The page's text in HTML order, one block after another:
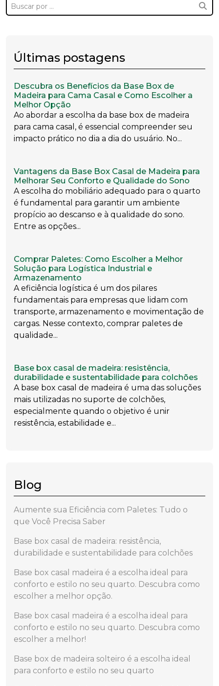
Últimas postagens
Descubra os Benefícios da Base Box de
Madeira para Cama Casal e Como Escolher a
Melhor Opção
Ao abordar a escolha da base box de madeira
para cama casal, é essencial compreender seu
impacto prático no dia a dia do usuário. No...
Vantagens da Base Box Casal de Madeira para
Melhorar Seu Conforto e Qualidade do Sono
A escolha do mobiliário adequado para o quarto
é fundamental para garantir um ambiente
propício ao descanso e à qualidade do sono.
Entre as opções...
Comprar Paletes: Como Escolher a Melhor
Solução para Logística Industrial e
Armazenamento
A eficiência logística é um dos pilares
fundamentais para empresas que lidam com
transporte, armazenamento e movimentação de
cargas. Nesse contexto, comprar paletes de
qualidade...
Base box casal de madeira: resistência,
durabilidade e sustentabilidade para colchões
A base box casal de madeira é uma das soluções
mais utilizadas no suporte de colchões,
especialmente quando o objetivo é unir
resistência, estabilidade e...
Blog
Aumente sua Eficiência com Paletes: Tudo o
que Você Precisa Saber
Base box casal de madeira: resistência,
durabilidade e sustentabilidade para colchões
Base box casal madeira é a escolha ideal para
conforto e estilo no seu quarto. Descubra como
escolher a melhor opção.
Base box casal madeira é a escolha ideal para
conforto e estilo no seu quarto. Descubra como
escolher a melhor!
Base box de madeira solteiro é a escolha ideal
para conforto e estilo no seu quarto